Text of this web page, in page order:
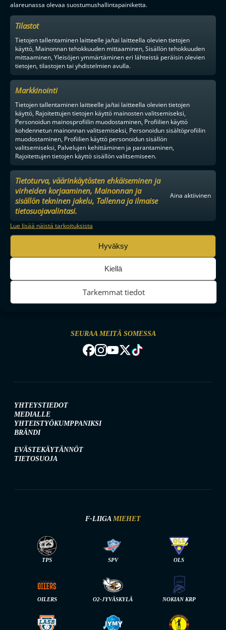
alareunassa olevaa suostumushallintapainiketta.
Tilastot
Tietojen tallentaminen laitteelle ja/tai laitteella olevien tietojen
käyttö, Mainonnan tehokkuuden mittaaminen, Sisällön tehokkuuden
mittaaminen, Yleisöjen ymmärtäminen eri lähteistä peräisin olevien
tietojen, tilastojen tai yhdistelmien avulla.
Markkinointi
Tietojen tallentaminen laitteelle ja/tai laitteella olevien tietojen
käyttö, Rajoitettujen tietojen käyttö mainosten valitsemiseksi,
Personoidun mainosprofiilin muodostaminen, Profiilien käyttö
kohdennetun mainonnan valitsemiseksi, Personoidun sisältöprofiilin
muodostaminen, Profiilien käyttö personoidun sisällön
valitsemiseksi, Palvelujen kehittäminen ja parantaminen,
Rajoitettujen tietojen käyttö sisällön valitsemiseen.
Tietoturva, väärinkäytösten ehkäiseminen ja
virheiden korjaaminen, Mainonnan ja
sisällön tekninen jakelu, Tallenna ja ilmaise
tietosuojavalintasi.
Aina aktiivinen
Lue lisää näistä tarkoituksista
Hyväksy
Kiellä
Tarkemmat tiedot
MAAILMAN VIIHDYTTÄVINTÄ SALIBANDYA
SEURAA MEITÄ SOMESSA
YHTEYSTIEDOT
MEDIALLE
YHTEISTYÖKUMPPANIKSI
BRÄNDI
EVÄSTEKÄYTÄNNÖT
TIETOSUOJA
F-LIIGA MIEHET
TPS SPV OLS
OILERS O2-JYVÄSKYLÄ NOKIAN KRP